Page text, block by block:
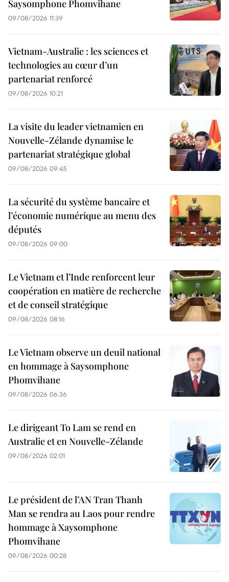
Saysomphone Phomvihane
09/08/2026 11:39
Vietnam-Australie : les sciences et
technologies au cœur d’un
partenariat renforcé
09/08/2026 10:21
La visite du leader vietnamien en
Nouvelle-Zélande dynamise le
partenariat stratégique global
09/08/2026 09:45
La sécurité du système bancaire et
l’économie numérique au menu des
députés
09/08/2026 09:00
Le Vietnam et l’Inde renforcent leur
coopération en matière de recherche
et de conseil stratégique
09/08/2026 08:16
Le Vietnam observe un deuil national
en hommage à Saysomphone
Phomvihane
09/08/2026 06:36
Le dirigeant To Lam se rend en
Australie et en Nouvelle-Zélande
09/08/2026 02:01
Le président de l’AN Tran Thanh
Man se rendra au Laos pour rendre
hommage à Xaysomphone
Phomvihane
09/08/2026 00:28